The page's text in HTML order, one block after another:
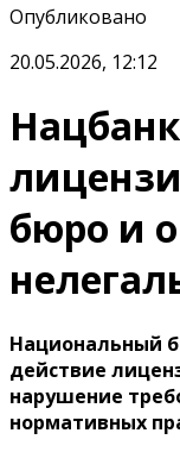
Опубликовано
20.05.2026, 12:12
бюро и
Национальный
действие
нарушение
нормативных